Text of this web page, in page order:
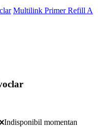
Multilink Primer Refill A
Indisponibil momentan